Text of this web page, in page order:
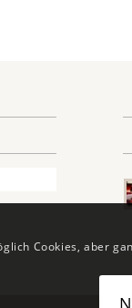
Cookies, aber